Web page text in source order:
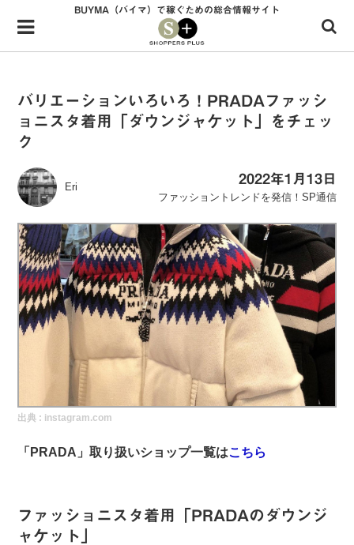
Menu
HOME
34歳独身OLバイマ実践記
ファッショントレンドを発信！SP通信
BUYMAで人気のブランド
BUYMAの売れ筋商品
バイマの疑問に現役パーソナルショッパーが答えてみた
実録！海外ショップで買ってみた！
海外SHOP LIST
BUYMA（バイマ）で稼ぐための総合情報サイト
バリエーションいろいろ！PRADAファッシ
ョニスタ着用「ダウンジャケット」をチェッ
ク
Eri
2022年1月13日
ファッショントレンドを発信！SP通信
出典 : instagram.com
「PRADA」取り扱いショップ一覧はこちら
ファッショニスタ着用「PRADAのダウンジ
ャケット」